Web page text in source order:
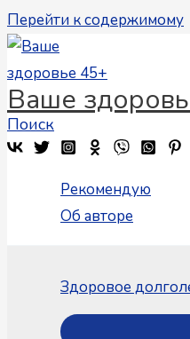
Перейти к содержимому
Ваше
Поиск
Рекомендую
Об авторе
Здоровое